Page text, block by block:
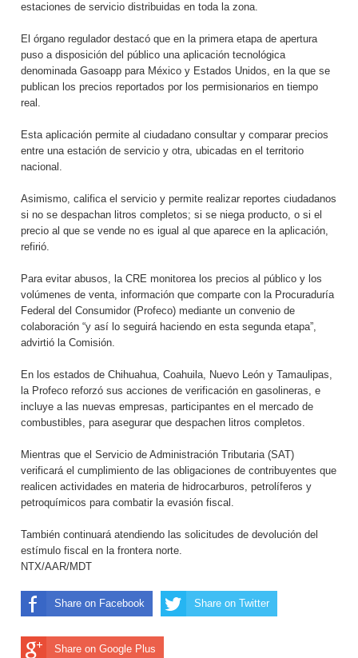
estaciones de servicio distribuidas en toda la zona.
El órgano regulador destacó que en la primera etapa de apertura
puso a disposición del público una aplicación tecnológica
denominada Gasoapp para México y Estados Unidos, en la que se
publican los precios reportados por los permisionarios en tiempo
real.
Esta aplicación permite al ciudadano consultar y comparar precios
entre una estación de servicio y otra, ubicadas en el territorio
nacional.
Asimismo, califica el servicio y permite realizar reportes ciudadanos
si no se despachan litros completos; si se niega producto, o si el
precio al que se vende no es igual al que aparece en la aplicación,
refirió.
Para evitar abusos, la CRE monitorea los precios al público y los
volúmenes de venta, información que comparte con la Procuraduría
Federal del Consumidor (Profeco) mediante un convenio de
colaboración “y así lo seguirá haciendo en esta segunda etapa”,
advirtió la Comisión.
En los estados de Chihuahua, Coahuila, Nuevo León y Tamaulipas,
la Profeco reforzó sus acciones de verificación en gasolineras, e
incluye a las nuevas empresas, participantes en el mercado de
combustibles, para asegurar que despachen litros completos.
Mientras que el Servicio de Administración Tributaria (SAT)
verificará el cumplimiento de las obligaciones de contribuyentes que
realicen actividades en materia de hidrocarburos, petrolíferos y
petroquímicos para combatir la evasión fiscal.
También continuará atendiendo las solicitudes de devolución del
estímulo fiscal en la frontera norte.
NTX/AAR/MDT
Share on Facebook Share on Twitter
Share on Google Plus